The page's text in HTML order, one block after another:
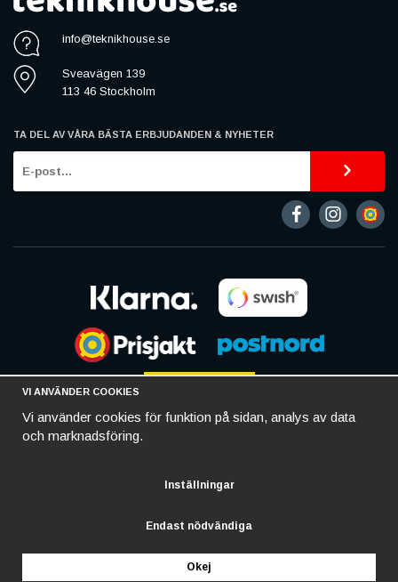
info@teknikhouse.se
Sveavägen 139
113 46 Stockholm
TA DEL AV VÅRA BÄSTA ERBJUDANDEN & NYHETER
VI ANVÄNDER COOKIES
Vi använder cookies för funktion på sidan, analys av data
och marknadsföring.
Inställningar
Endast nödvändiga
Okej